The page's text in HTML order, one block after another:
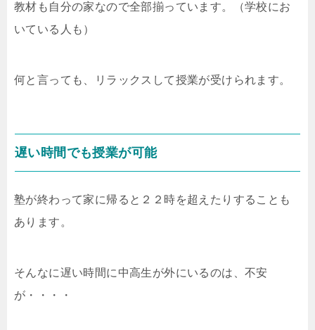
教材も自分の家なので全部揃っています。（学校にお
いている人も）
何と言っても、リラックスして授業が受けられます。
遅い時間でも授業が可能
塾が終わって家に帰ると２２時を超えたりすることも
あります。
そんなに遅い時間に中高生が外にいるのは、不安
が・・・・